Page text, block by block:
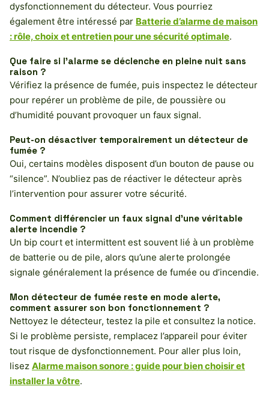
dysfonctionnement du détecteur. Vous pourriez
également être intéressé par Batterie d’alarme de maison
: rôle, choix et entretien pour une sécurité optimale.
Que faire si l’alarme se déclenche en pleine nuit sans
raison ?
Vérifiez la présence de fumée, puis inspectez le détecteur
pour repérer un problème de pile, de poussière ou
d’humidité pouvant provoquer un faux signal.
Peut-on désactiver temporairement un détecteur de
fumée ?
Oui, certains modèles disposent d’un bouton de pause ou
“silence”. N’oubliez pas de réactiver le détecteur après
l’intervention pour assurer votre sécurité.
Comment différencier un faux signal d’une véritable
alerte incendie ?
Un bip court et intermittent est souvent lié à un problème
de batterie ou de pile, alors qu’une alerte prolongée
signale généralement la présence de fumée ou d’incendie.
Mon détecteur de fumée reste en mode alerte,
comment assurer son bon fonctionnement ?
Nettoyez le détecteur, testez la pile et consultez la notice.
Si le problème persiste, remplacez l’appareil pour éviter
tout risque de dysfonctionnement. Pour aller plus loin,
lisez Alarme maison sonore : guide pour bien choisir et
installer la vôtre.